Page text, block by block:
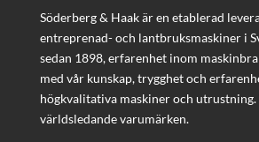
Söderberg & Haak är en etablerad
entreprenad- och lantbruksmaskiner i
sedan 1898, erfarenhet inom
med vår kunskap, trygghet och
högkvalitativa maskiner och
världsledande varumärken.